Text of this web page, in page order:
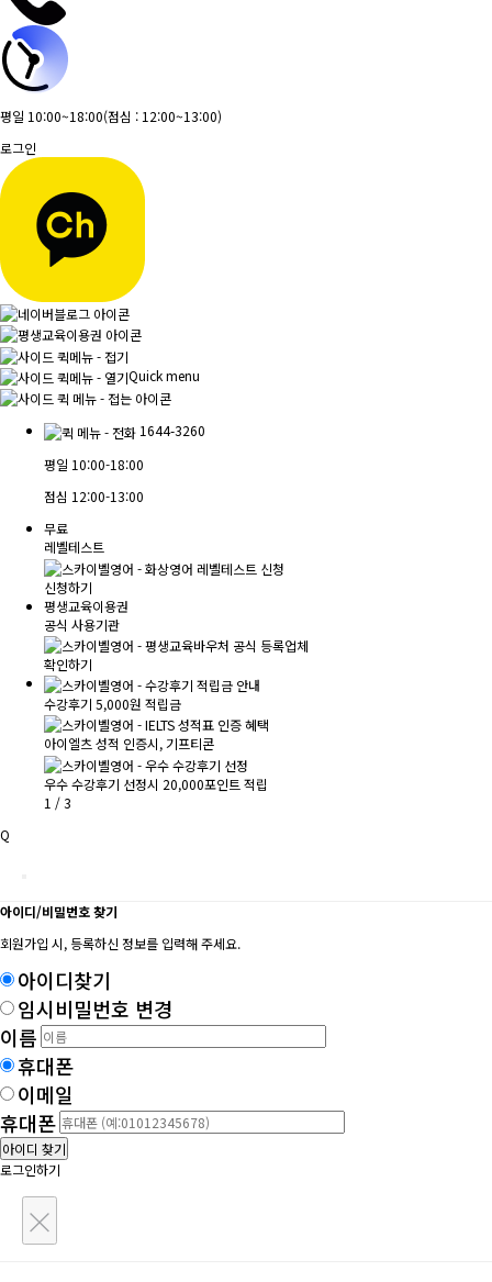
평일 10:00~18:00(점심 : 12:00~13:00)
로그인
Quick menu
1644-3260
평일 10:00-18:00
점심 12:00-13:00
무료
레벨테스트
신청하기
평생교육이용권
공식 사용기관
확인하기
수강후기 5,000원 적립금
아이엘츠 성적 인증시, 기프티콘
우수 수강후기 선정시 20,000포인트 적립
1 /3
Q
아이디/비밀번호 찾기
회원가입 시, 등록하신 정보를 입력해 주세요.
아이디찾기
임시비밀번호 변경
이름
휴대폰
이메일
휴대폰
아이디 찾기
로그인하기
×